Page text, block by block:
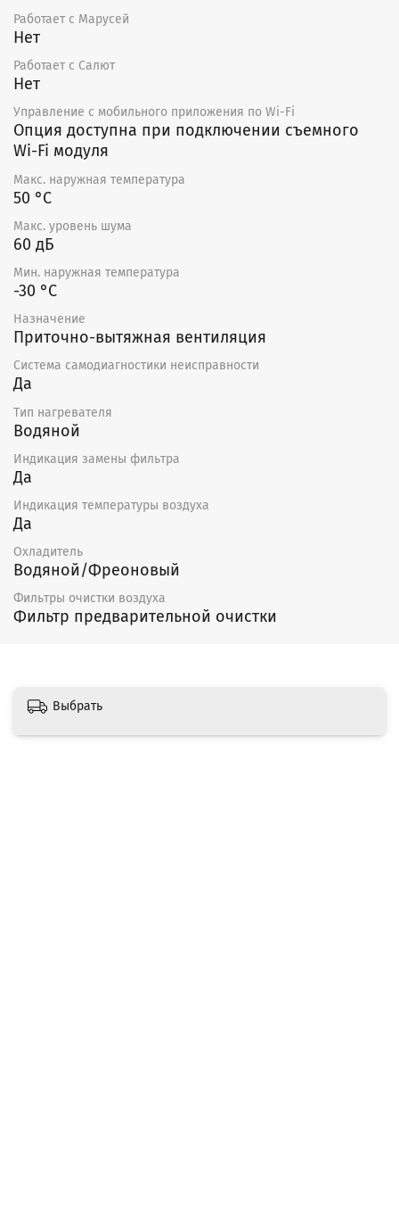
Работает с Марусей
Нет
Работает с Салют
Нет
Управление c мобильного приложения по Wi-Fi
Опция доступна при подключении съемного
Wi-Fi модуля
Макс. наружная температура
50 °С
Макс. уровень шума
60 дБ
Мин. наружная температура
-30 °С
Назначение
Приточно-вытяжная вентиляция
Система самодиагностики неисправности
Да
Тип нагревателя
Водяной
Индикация замены фильтра
Да
Индикация температуры воздуха
Да
Охладитель
Водяной/Фреоновый
Фильтры очистки воздуха
Фильтр предварительной очистки
Выбрать